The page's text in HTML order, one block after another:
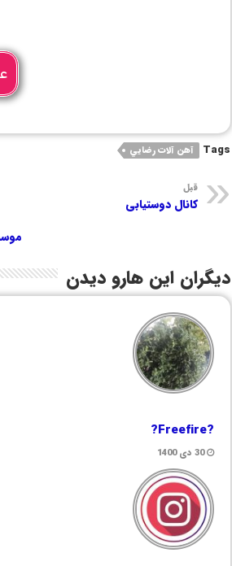
Tags آهن آلات رضايي
قبل
کانال دوستیابی
دیگران این هارو دیدن
?Freefire?
30 دی 1400